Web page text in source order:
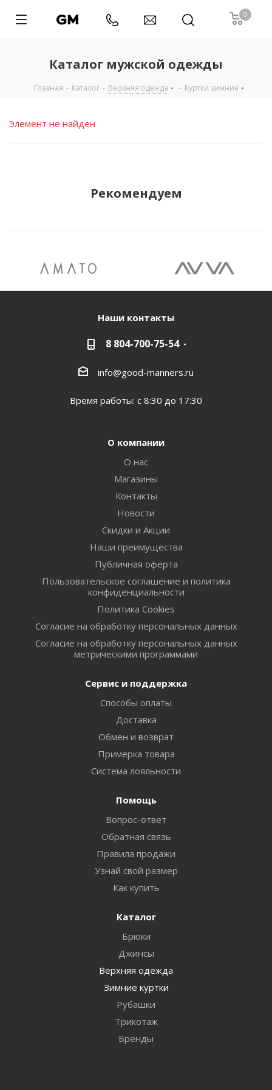
0
Каталог мужской одежды
Главная - Каталог - Верхняя одежда - Куртки зимние
Элемент не найден
Рекомендуем
Наши контакты
8 804-700-75-54
info@good-manners.ru
Время работы: с 8:30 до 17:30
О компании
О нас
Магазины
Контакты
Новости
Скидки и Акции
Наши преимущества
Публичная оферта
Пользовательское соглашение и политика
конфиденциальности
Политика Cookies
Согласие на обработку персональных данных
Согласие на обработку персональных данных
метрическими программами
Сервис и поддержка
Способы оплаты
Доставка
Обмен и возврат
Примерка товара
Система лояльности
Помощь
Вопрос-ответ
Обратная связь
Правила продажи
Узнай свой размер
Как купить
Каталог
Брюки
Джинсы
Верхняя одежда
Зимние куртки
Рубашки
Трикотаж
Бренды